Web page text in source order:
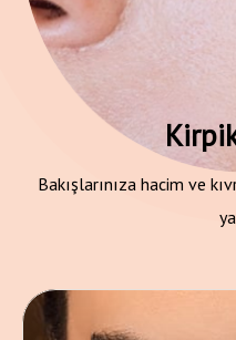
Bakışlarınıza hacim ve